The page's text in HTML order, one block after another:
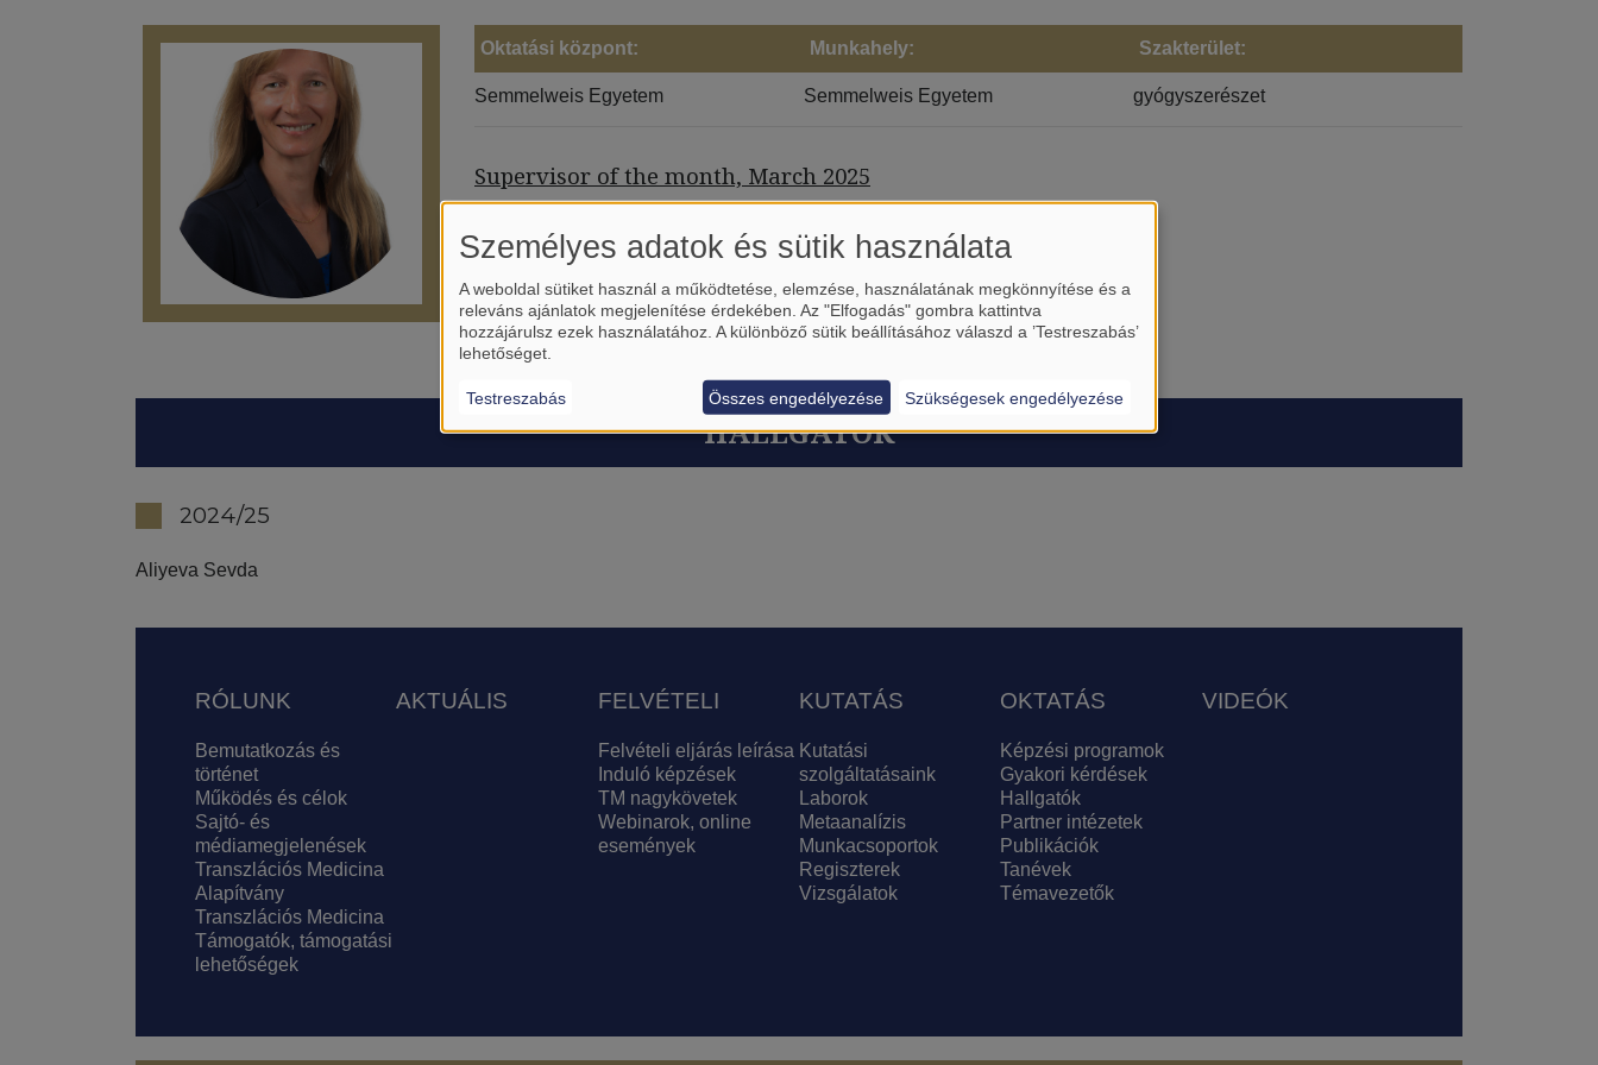
Oktatási központ:
Semmelweis Egyetem
Munkahely:
Semmelweis Egyetem
Szakterület:
gyógyszerészet
Supervisor of the month, March 2025
HALLGATÓK
2024/25
Aliyeva Sevda
Lábléc
RÓLUNK
Bemutatkozás és
történet
Működés és célok
Sajtó- és
médiamegjelenések
Transzlációs Medicina
Alapítvány
Transzlációs Medicina
Támogatók, támogatási
lehetőségek
AKTUÁLIS FELVÉTELI
Felvételi eljárás leírása
Induló képzések
TM nagykövetek
Webinarok, online
események
KUTATÁS
Kutatási
szolgáltatásaink
Laborok
Metaanalízis
Munkacsoportok
Regiszterek
Vizsgálatok
OKTATÁS
Képzési programok
Gyakori kérdések
Hallgatók
Partner intézetek
Publikációk
Tanévek
Témavezetők
VIDEÓK
Személyes adatok és sütik használata
A weboldal sütiket használ a működtetése, elemzése, használatának megkönnyítése és a
releváns ajánlatok megjelenítése érdekében. Az "Elfogadás" gombra kattintva
hozzájárulsz ezek használatához. A különböző sütik beállításához válaszd a ’Testreszabás’
lehetőséget.
Testreszabás Szükségesek engedélyezése
Összes engedélyezése